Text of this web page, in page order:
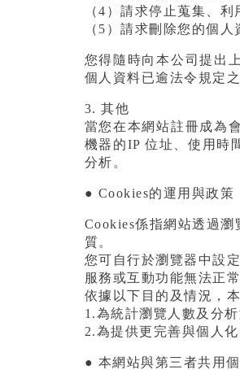
（4）請求停止蒐集、
（5）請求刪除您的個人
您得隨時向本公司提出
個人資料已逾法令規定
3. 其他
當您在本網站註冊成為
機器的IP 位址、使用時
分析。
● Cookies的運用與政策
Cookies係指網站透過
質。
您可自行於瀏覽器中設
服務或互動功能無法正
依據以下目的及情況，
1.為統計瀏覽人數及分
2.為提供更完善與個人
● 本網站與第三者共用